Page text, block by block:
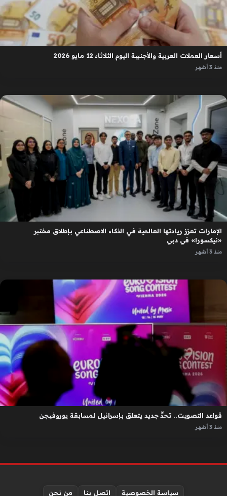
أسعار العملات العربية والأجنبية اليوم الثلاثاء 12 مايو 2026
منذ 3 أشهر
الإمارات تعزز ريادتها العالمية في الذكاء الاصطناعي بإطلاق مختبر
«نيكسورا» في دبي
منذ 3 أشهر
قواعد التصويت.. تحدٍّ جديد يتعلق بإسرائيل لمسابقة يوروفيجن
منذ 3 أشهر
سياسة الخصوصية اتصل بنا من نحن